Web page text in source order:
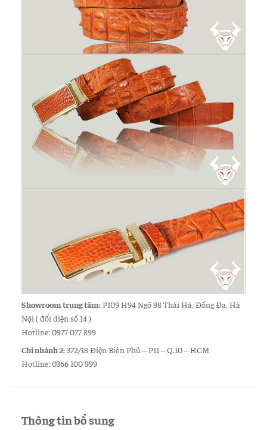
Showroom trung tâm:P109 H94 Ngõ 98 Thái Hà, Đống Đa, Hà
Nội ( đối diện số 14 )
Hotline: 0977 077 899
Chi nhánh 2:372/18 Điện Biên Phủ – P11 – Q.10 – HCM
Hotline: 0366 100 999
Thông tin bổ sung